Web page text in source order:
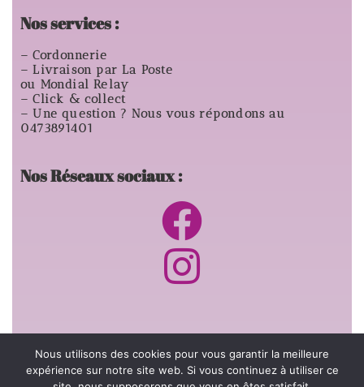
Nos services :
– Cordonnerie
– Livraison par La Poste
ou Mondial Relay
– Click & collect
– Une question ? Nous vous répondons au
0473891401
Nos Réseaux sociaux :
Informations générales:
Nous utilisons des cookies pour vous garantir la meilleure
expérience sur notre site web. Si vous continuez à utiliser ce